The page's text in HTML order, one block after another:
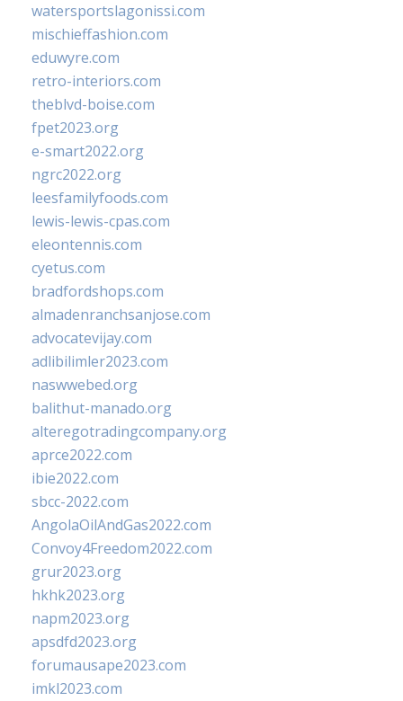
watersportslagonissi.com
mischieffashion.com
eduwyre.com
retro-interiors.com
theblvd-boise.com
fpet2023.org
e-smart2022.org
ngrc2022.org
leesfamilyfoods.com
lewis-lewis-cpas.com
eleontennis.com
cyetus.com
bradfordshops.com
almadenranchsanjose.com
advocatevijay.com
adlibilimler2023.com
naswwebed.org
balithut-manado.org
alteregotradingcompany.org
aprce2022.com
ibie2022.com
sbcc-2022.com
AngolaOilAndGas2022.com
Convoy4Freedom2022.com
grur2023.org
hkhk2023.org
napm2023.org
apsdfd2023.org
forumausape2023.com
imkl2023.com